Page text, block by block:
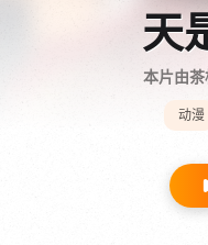
天
本片由
动漫